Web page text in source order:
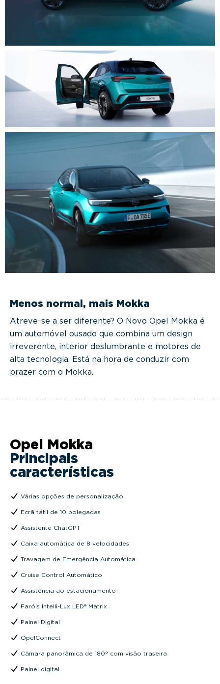
Menos normal, mais Mokka
Atreve-se a ser diferente? O Novo Opel Mokka é
um automóvel ousado que combina um design
irreverente, interior deslumbrante e motores de
alta tecnologia. Está na hora de conduzir com
prazer com o Mokka.
Opel Mokka
Principais
características
Várias opções de personalização
Ecrã tátil de 10 polegadas
Assistente ChatGPT
Caixa automática de 8 velocidades
Travagem de Emergência Automática
Cruise Control Automático
Assistência ao estacionamento
Faróis Intelli-Lux LED® Matrix
Painel Digital
OpelConnect
Câmara panorâmica de 180° com visão traseira
Painel digital